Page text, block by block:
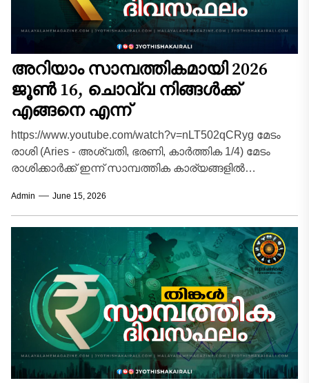
അറിയാം സാമ്പത്തികമായി 2026
ജൂൺ 16, ചൊവ്വ നിങ്ങൾക്ക്
എങ്ങനെ എന്ന്
https://www.youtube.com/watch?v=nLT502qCRyg മേടം
രാശി (Aries - അശ്വതി, ഭരണി, കാർത്തിക 1/4) മേടം
രാശിക്കാർക്ക് ഇന്ന് സാമ്പത്തിക കാര്യങ്ങളിൽ
നിങ്ങളുടെ രാശിനാഥനായ...
Admin June 15, 2026